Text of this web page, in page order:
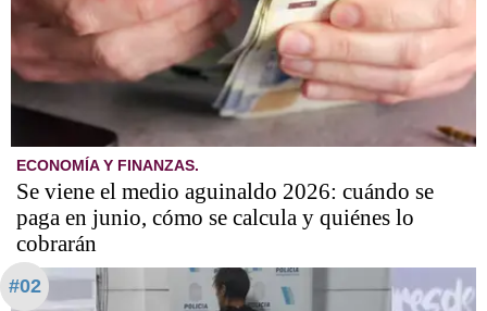
ECONOMÍA Y FINANZAS.
Se viene el medio aguinaldo 2026: cuándo se
paga en junio, cómo se calcula y quiénes lo
cobrarán
#02